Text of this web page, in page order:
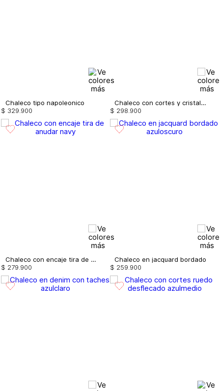
Chaleco tipo napoleonico
$ 329 900
Chaleco con cortes y cristales
$ 298 900
Chaleco con encaje tira de anudar
$ 279 900
Chaleco en jacquard bordado
$ 259 900